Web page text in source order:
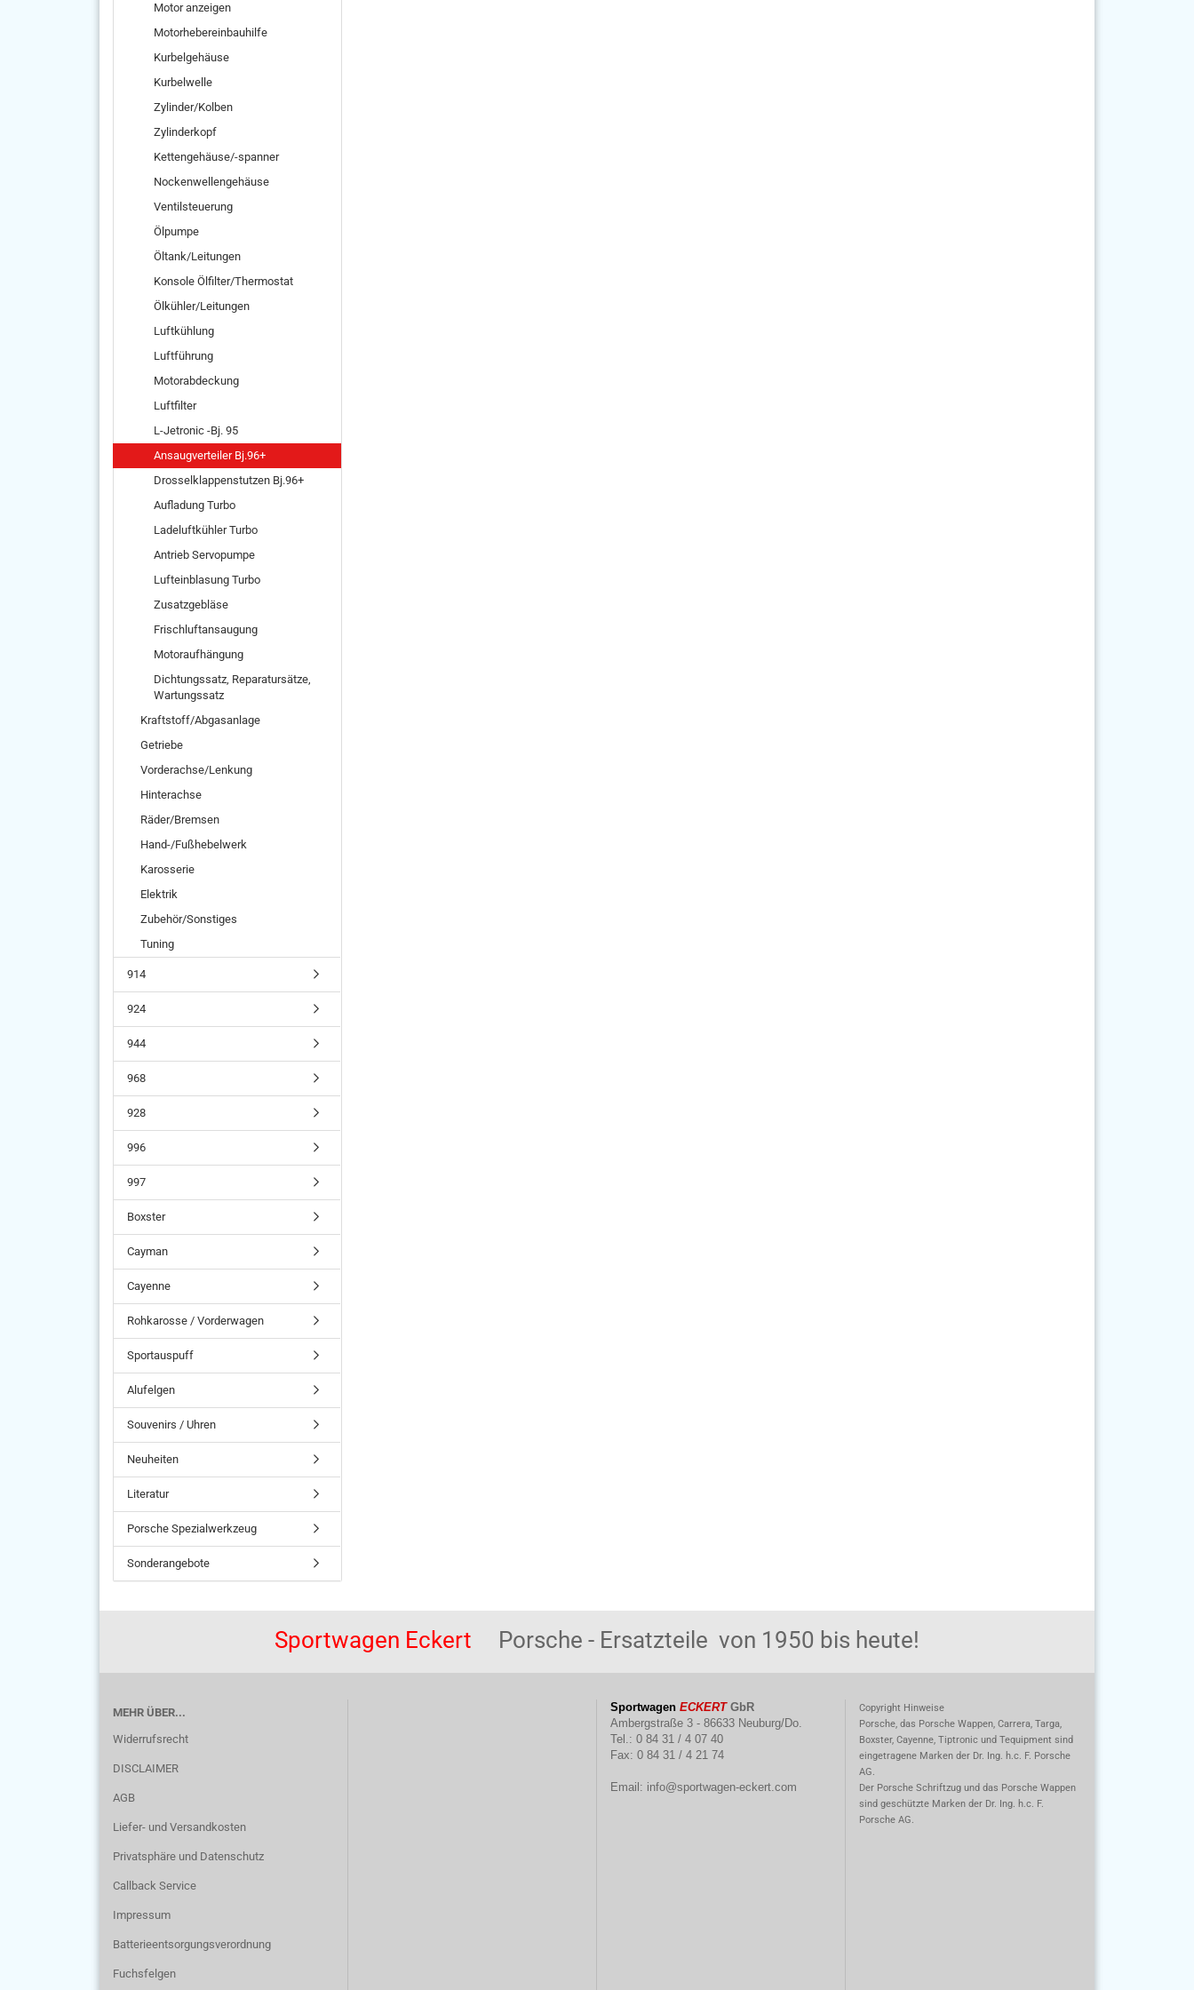
Motor anzeigen
Motorhebereinbauhilfe
Kurbelgehäuse
Kurbelwelle
Zylinder/Kolben
Zylinderkopf
Kettengehäuse/-spanner
Nockenwellengehäuse
Ventilsteuerung
Ölpumpe
Öltank/Leitungen
Konsole Ölfilter/Thermostat
Ölkühler/Leitungen
Luftkühlung
Luftführung
Motorabdeckung
Luftfilter
L-Jetronic -Bj. 95
Ansaugverteiler Bj.96+
Drosselklappenstutzen Bj.96+
Aufladung Turbo
Ladeluftkühler Turbo
Antrieb Servopumpe
Lufteinblasung Turbo
Zusatzgebläse
Frischluftansaugung
Motoraufhängung
Dichtungssatz, Reparatursätze,
Wartungssatz
Kraftstoff/Abgasanlage
Getriebe
Vorderachse/Lenkung
Hinterachse
Räder/Bremsen
Hand-/Fußhebelwerk
Karosserie
Elektrik
Zubehör/Sonstiges
Tuning
914
924
944
968
928
996
997
Boxster
Cayman
Cayenne
Rohkarosse / Vorderwagen
Sportauspuff
Alufelgen
Souvenirs / Uhren
Neuheiten
Literatur
Porsche Spezialwerkzeug
Sonderangebote
Sportwagen Eckert Porsche - Ersatzteile von 1950 bis heute!
MEHR ÜBER...
Widerrufsrecht
DISCLAIMER
AGB
Liefer- und Versandkosten
Privatsphäre und Datenschutz
Callback Service
Impressum
Batterieentsorgungsverordnung
Fuchsfelgen
Sportwagen ECKERTGbR
Ambergstraße 3 - 86633 Neuburg/Do.
Tel.: 0 84 31 / 4 07 40
Fax: 0 84 31 / 4 21 74
Email: info@sportwagen-eckert.com
Copyright Hinweise
Porsche, das Porsche Wappen, Carrera, Targa,
Boxster, Cayenne, Tiptronic und Tequipment sind
eingetragene Marken der Dr. Ing. h.c. F. Porsche
AG.
Der Porsche Schriftzug und das Porsche Wappen
sind geschützte Marken der Dr. Ing. h.c. F.
Porsche AG.